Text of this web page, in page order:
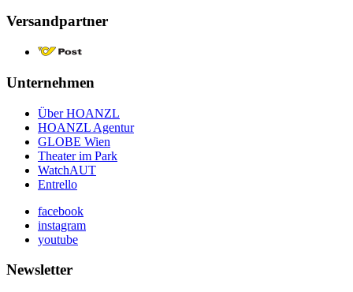
Versandpartner
Unternehmen
Über HOANZL
HOANZL Agentur
GLOBE Wien
Theater im Park
WatchAUT
Entrello
facebook
instagram
youtube
Newsletter